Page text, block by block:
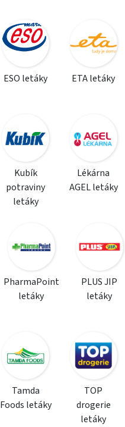
ESO letáky ETA letáky
Kubík
potraviny
letáky
Lékárna
AGEL letáky
PharmaPoint
letáky
PLUS JIP
letáky
Tamda
Foods letáky
TOP
drogerie
letáky